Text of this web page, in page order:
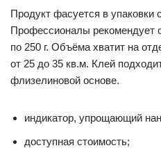
Продукт фасуется в
Профессионалы рекомендует
по 250 г. Объёма хватит на
от 25 до 35 кв.м. Клей
флизелиновой основе.
индикатор, упрощающий
доступная стоимость;